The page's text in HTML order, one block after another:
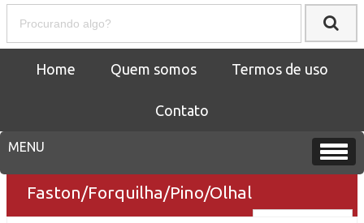
Home Quem somos Termos de uso
Contato
Faston/Forquilha/Pino/Olhal